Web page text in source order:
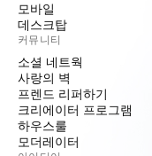
모바일
데스크탑
커뮤니티
소셜 네트웍
사랑의 벽
프렌드 리퍼하기
크리에이터 프로그램
하우스룰
모더레이터